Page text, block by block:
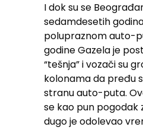
I dok su se
sedamdesetih
polupraznom auto-
godine Gazela je
“tešnja” i vozači su
kolonama da pređu
stranu auto-puta.
se kao pun pogodak
dugo je odolevao